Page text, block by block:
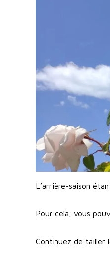
L’arrière-saison
Pour cela, vous
Continuez de tailler